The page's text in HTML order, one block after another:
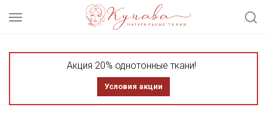
Акция 20% однотонные ткани!
Условия акции